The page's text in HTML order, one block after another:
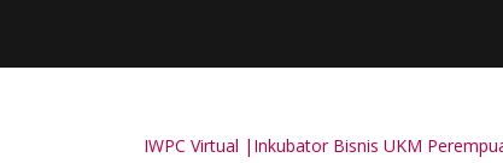
IWPC Virtual |Inkubator Bisnis UKM